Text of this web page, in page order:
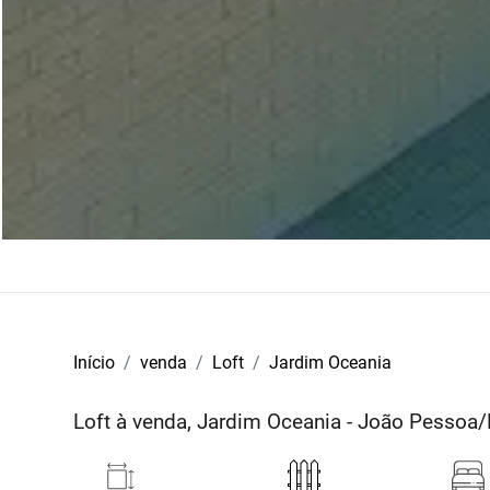
Início venda Loft Jardim Oceania
Loft à venda, Jardim Oceania - João